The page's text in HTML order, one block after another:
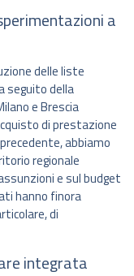
a
delle liste
seguito della
e Brescia
di prestazione
abbiamo
regionale
e sul budget
hanno finora
di
integrata